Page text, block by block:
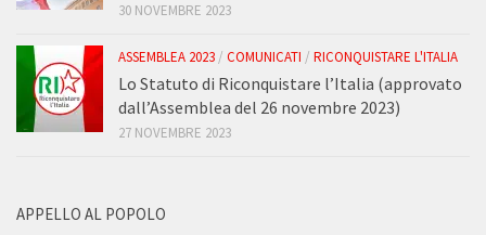
30 NOVEMBRE 2023
ASSEMBLEA 2023/ COMUNICATI / RICONQUISTARE L'ITALIA
Lo Statuto di Riconquistare l’Italia (approvato
dall’Assemblea del 26 novembre 2023)
27 NOVEMBRE 2023
APPELLO AL POPOLO